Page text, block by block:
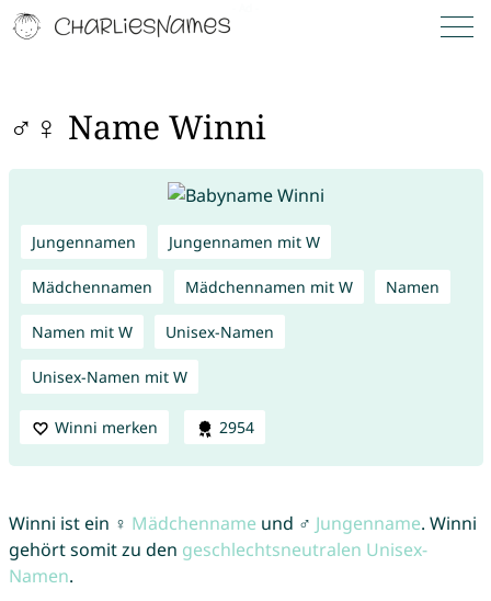
♂♀ Name Winni
Jungennamen Jungennamen mit W
Mädchennamen Mädchennamen mit W Namen
Namen mit W Unisex-Namen
Unisex-Namen mit W
Winni merken 2954
Winni ist ein ♀ Mädchenname und ♂ Jungenname. Winni
gehört somit zu den geschlechtsneutralen Unisex-
Namen.